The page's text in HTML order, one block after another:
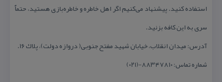
استفاده كنید. پیشنهاد می‌كنیم اگر اهل خاطره و خاطره‌بازی هستید، حتماٌ
سری به این كافه بزنید.
آدرس: میدان انقلاب، خیابان شهید مفتح جنوبی( دروازه دولت)، پلاك ۱۶.
شماره تماس: ۸۸۳۴۷۸۱۰-(۰۲۱)